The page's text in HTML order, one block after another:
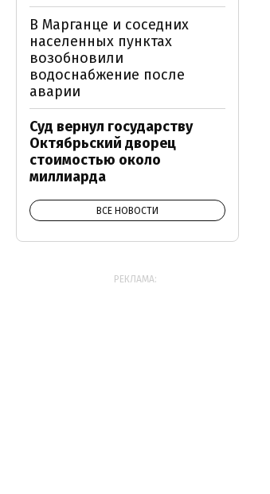
В Марганце и соседних
населенных пунктах
возобновили
водоснабжение после
аварии
Суд вернул государству
Октябрьский дворец
стоимостью около
миллиарда
ВСЕ НОВОСТИ
РЕКЛАМА: